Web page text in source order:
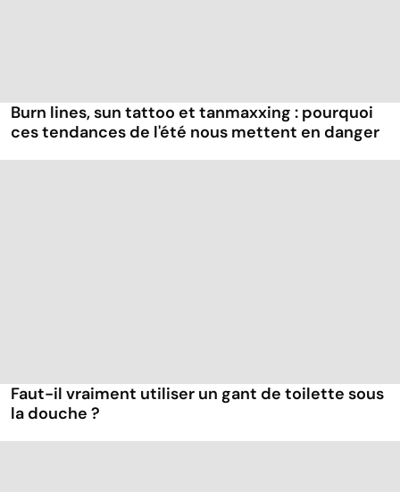
Burn lines, sun tattoo et tanmaxxing : pourquoi
ces tendances de l'été nous mettent en danger
Faut-il vraiment utiliser un gant de toilette sous
la douche ?